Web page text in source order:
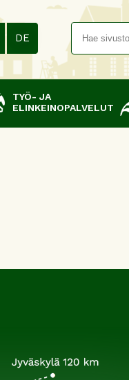
DE
TYÖ- JA
ELINKEINOPALVELUT